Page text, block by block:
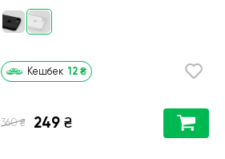
Кешбек 12 ₴
360 ₴ 249 ₴